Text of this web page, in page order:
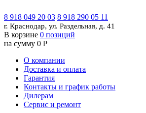
8 918 049 20 03 8 918 290 05 11
г. Краснодар, ул. Раздельная, д. 41
В корзине 0 позиций
на сумму 0 Р
О компании
Доставка и оплата
Гарантия
Контакты и график работы
Дилерам
Сервис и ремонт